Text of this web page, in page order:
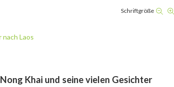
Schriftgröße
Nong Khai und seine vielen Gesichter